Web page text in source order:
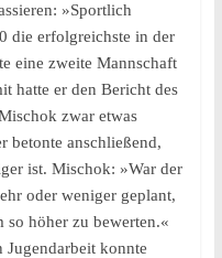
»Sportlich
die erfolgreichste in der
eine zweite Mannschaft
hatte er den Bericht des
zwar etwas
betonte anschließend,
ist. Mischok: »War der
oder weniger geplant,
so höher zu bewerten.«
konnte